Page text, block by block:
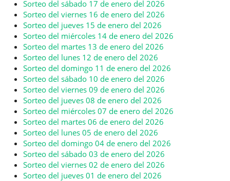
Sorteo del sábado 17 de enero del 2026
Sorteo del viernes 16 de enero del 2026
Sorteo del jueves 15 de enero del 2026
Sorteo del miércoles 14 de enero del 2026
Sorteo del martes 13 de enero del 2026
Sorteo del lunes 12 de enero del 2026
Sorteo del domingo 11 de enero del 2026
Sorteo del sábado 10 de enero del 2026
Sorteo del viernes 09 de enero del 2026
Sorteo del jueves 08 de enero del 2026
Sorteo del miércoles 07 de enero del 2026
Sorteo del martes 06 de enero del 2026
Sorteo del lunes 05 de enero del 2026
Sorteo del domingo 04 de enero del 2026
Sorteo del sábado 03 de enero del 2026
Sorteo del viernes 02 de enero del 2026
Sorteo del jueves 01 de enero del 2026